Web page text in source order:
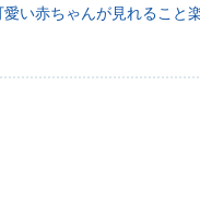
い赤ちゃんが見れること